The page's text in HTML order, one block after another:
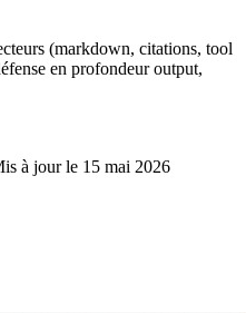
(markdown, citations, tool
en profondeur output,
à jour le 15 mai 2026